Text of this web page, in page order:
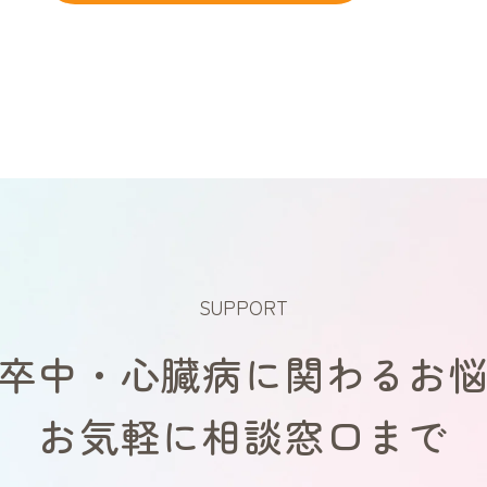
SUPPORT
中・心臓病に関わるお
お気軽に相談窓口まで